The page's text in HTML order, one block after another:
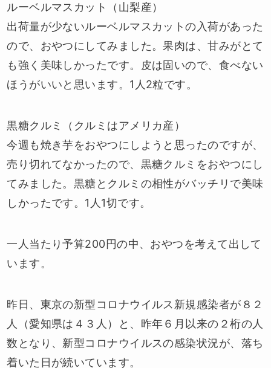
ルーベルマスカット（山梨産）
出荷量が少ないルーベルマスカットの入荷があった
ので、おやつにしてみました。果肉は、甘みがとて
も強く美味しかったです。皮は固いので、食べない
ほうがいいと思います。1人2粒です。
黒糖クルミ（クルミはアメリカ産）
今週も焼き芋をおやつにしようと思ったのですが、
売り切れてなかったので、黒糖クルミをおやつにし
てみました。黒糖とクルミの相性がバッチリで美味
しかったです。1人1切です。
一人当たり予算200円の中、おやつを考えて出して
います。
昨日、東京の新型コロナウイルス新規感染者が８２
人（愛知県は４３人）と、昨年６月以来の２桁の人
数となり、新型コロナウイルスの感染状況が、落ち
着いた日が続いています。